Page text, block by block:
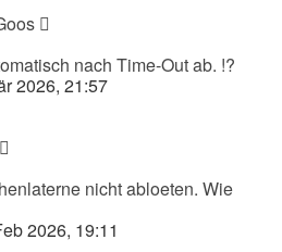
nach Time-Out ab. !?
2026, 21:57
nicht abloeten. Wie
2026, 19:11